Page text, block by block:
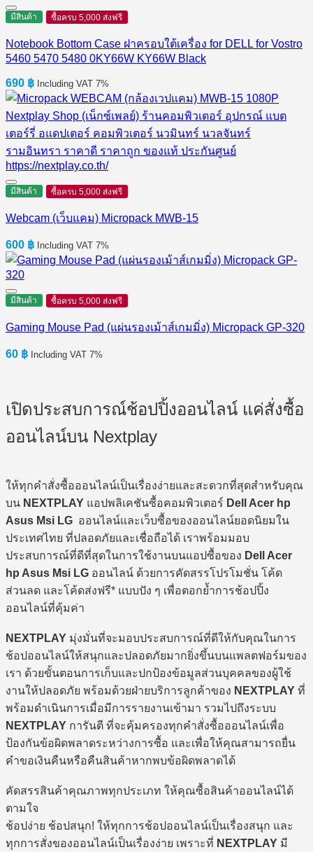
มีสินค้า ซื้อครบ 5,000 ส่งฟรี
Notebook Bottom Case ฝาครอบใต้เครื่อง for DELL for Vostro
5460 5470 5480 0KY66W KY66W Black
690 ฿ Including VAT 7%
มีสินค้า ซื้อครบ 5,000 ส่งฟรี
Webcam (เว็บแคม) Micropack MWB-15
600 ฿ Including VAT 7%
มีสินค้า ซื้อครบ 5,000 ส่งฟรี
Gaming Mouse Pad (แผ่นรองเม้าส์เกมมิ่ง) Micropack GP-320
60 ฿ Including VAT 7%
เปิดประสบการณ์ช้อปปิ้งออนไลน์ แค่สั่งซื้อ
ออนไลน์บน Nextplay
ให้ทุกคำสั่งซื้อออนไลน์เป็นเรื่องง่ายและสะดวกที่สุดสำหรับคุณ
บน NEXTPLAY แอปพลิเคชันซื้อคอมพิวเตอร์ Dell Acer hp
Asus Msi LG ออนไลน์และเว็บซื้อของออนไลน์ยอดนิยมใน
ประเทศไทย ที่ปลอดภัยและเชื่อถือได้ เราพร้อมมอบ
ประสบการณ์ที่ดีที่สุดในการใช้งานบนแอปซื้อของ Dell Acer
hp Asus Msi LG ออนไลน์ ด้วยการคัดสรรโปรโมชั่น โค้ด
ส่วนลด และโค้ดส่งฟรี* แบบปัง ๆ เพื่อตอกย้ำการช้อปปิ้ง
ออนไลน์ที่คุ้มค่า
NEXTPLAY มุ่งมั่นที่จะมอบประสบการณ์ที่ดีให้กับคุณในการ
ช้อปออนไลน์ให้สนุกและปลอดภัยมากยิ่งขึ้นบนแพลตฟอร์มของ
เรา ด้วยขั้นตอนการเก็บและปกป้องข้อมูลส่วนบุคคลของผู้ใช้
งานให้ปลอดภัย พร้อมด้วยฝ่ายบริการลูกค้าของ NEXTPLAY ที่
พร้อมดำเนินการเมื่อมีการรายงานเข้ามา รวมไปถึงระบบ
NEXTPLAY การันตี ที่จะคุ้มครองทุกคำสั่งซื้อออนไลน์เพื่อ
ป้องกันข้อผิดพลาดระหว่างการซื้อ และเพื่อให้คุณสามารถยื่น
คำขอเงินคืนหรือคืนสินค้าหากพบข้อผิดพลาดได้
คัดสรรสินค้าคุณภาพทุกประเภท ให้คุณซื้อสินค้าออนไลน์ได้
ตามใจ
ช้อปง่าย ช้อปสนุก! ให้ทุกการช้อปออนไลน์เป็นเรื่องสนุก และ
ทุกการสั่งของออนไลน์เป็นเรื่องง่าย เพราะที่ NEXTPLAY มี